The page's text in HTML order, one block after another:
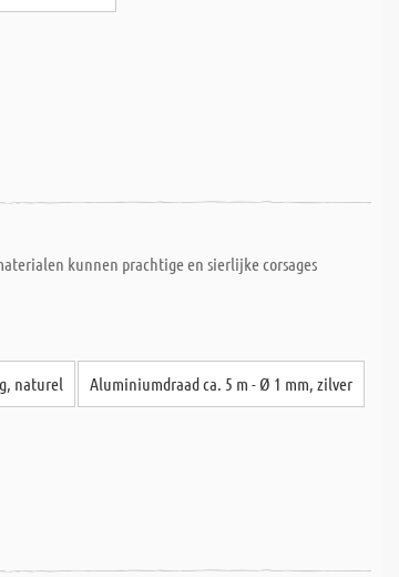
kunnen prachtige en sierlijke corsages
naturel Aluminiumdraad ca. 5 m - Ø 1 mm, zilver